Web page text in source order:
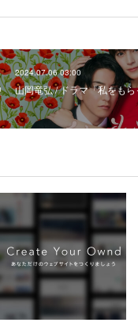
2024.07.06 03:00
山岡竜弘 / ドラマ「私をも